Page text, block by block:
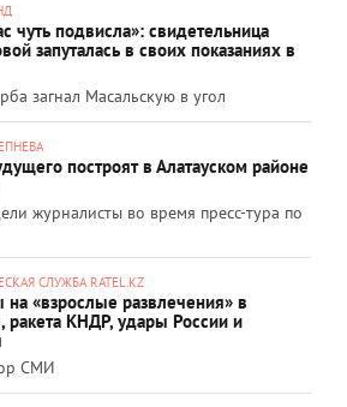
чуть подвисла»: свидетельница
запуталась в своих показаниях в
загнал Масальскую в угол
построят в Алатауском районе
журналисты во время пресс-тура по
СЛУЖБА RATEL.KZ
на «взрослые развлечения» в
ракета КНДР, удары России и
СМИ